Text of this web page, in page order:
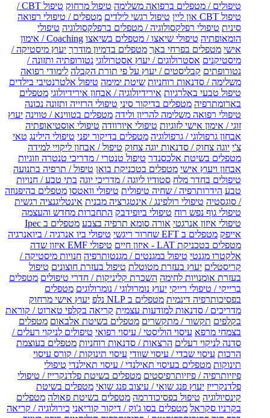
טיפולים / מטפלים ברפואה משלימה טיפול מרחוק
טיפול CBT /
טיפול CBT און ליין
טיפול רגשי לילדים מטפלים / טיפולי רפואה
סינית טיפולי רפלקסולוגיה / מטפלים ברפלקסולוגיה טיפולי
הומאופתיה טיפולי שיאצו / מטפלים בשיאצו
Coaching / אימון
אישי מטפלים בפרחי באך מטפלים בדמיון מודרך יעוץ מיסטיקה /
מיסטיקנים אסטרולוגים / יעוץ אסטרולוגי נטורופתיה ותזונה /
נטורופתים קבליסטים / יעוץ על פי תורת הקבלה לימודי רפואה
משלימה / סדנאות רוחניות שיטת ימימה טיפול אלטרנטיבי בילדים
טיפול טבעי באלרגיות אירידיולוגיה / אבחון אירידיולוגי מטפלים
בארומתרפיה מטפלים בדיקור סיני טיפולי הרזייה ותזונה נכונה
טיפולי רפואה משלימה להריון ולידה מטפלים בטווינא / טווינה יעוץ
זוגי / אימון אישי לזוגיות טיפולי איורוודה טיפולי אוסטיאופתיה
אבחון גרפולוגי / גרפולוגיה מטפלים בדיקור יפני טיפולי הילינג טאי
צ'י יוגה צחוק / סדנאות יוגה צחוק טיפול / אבחון ליקויי למידה
מטפלים בשיטת אלכסנדר טיפול טנטרי / מדריכי טנטרה וזוגיות
אבחון ויעוץ אישי מטפלים בטכניקת בואן טיפול / תרפיה בתנועה
טיפולים בחדר מלח סטודיו ליוגה / מדריכי יוגה בתי טבע / חנויות
טבע הידרותרפיה / שחיה טיפולית טיפולי וואטסו מטפלים בהיפנוזה
/ סוגסטיה טיפולי רולפינג / אינטגרציה מבנית אינטליגנציה רגשית
טיפולי גוף נפש רוח טיפולי ביופידבק התחברות מחדש והעצמה
טיפולי איזון אנרגטי אורה סומא תרפיה בצבע
מטפלים ב Ipec
אייפק מטפלים ב EFT שחרור ריגשי
טיפולי ביו אנרגיה / ביואנרגיה
מטפלים בטכניקת LAT - איזון חיים
טיפולי EMF איזון שדה
אלקטרו מגנטי טיפול במגנטים / מגנטותרפיה חנויות מיסטיקה /
קריסטלים יעוץ בעזרת מטוטלת טיפול בעזרת חוצונים טיפול
בעזרת אומנויות לחימה השכרת קליניקות / חדרי טיפולים מטפלים
ברייקי / טיפולי רייקי יעוץ נומרולוגי / נומרולוגים מטפלים
בפסיכותרפיה דינמית מטפלים ב NLP נלפ
יעוץ אישי מרחוק
מדריכים / סדנאות למודעות עצמית קריאה בקלפי טארוט / קוראת
בקלפים תקשור / מתקשרים מטפלים בשיטת אלבאום מטפלים
בצמחי מרפא עיסוי הוליסטי / עיסוי רפואי טיפולים לניקוי רעלים /
סדנה לניקוי רעלים הרצאות / סדנאות רוחניות מטפלים בעוצמת
הרכות עיסוי שבדי / עיסוי שוודי עיסוי תינוקות / קורס עיסוי
תינוקות מטפלים בעיסוי תאילנדי / עיסוי תאילנדי טיפולי
פיזיותרפיה / פיזיותרפיסטים מטפלים בשיטת פלדנקרייז / טיפולי
פלדנקרייז יעוץ פנג שואי / עיצוב פנג שואי מטפלים בשיטת
קינסיולוגיה טיפול בפסיכודרמה מטפלים בשיטת פאולה מטפלים
בקרניו סקראל מטפלים בסו ג'וק / דיקור קוריאני כירולוגיה / קריאה